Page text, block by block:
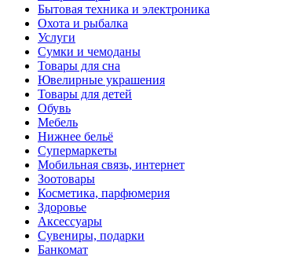
Бытовая техника и электроника
Охота и рыбалка
Услуги
Сумки и чемоданы
Товары для сна
Ювелирные украшения
Товары для детей
Обувь
Мебель
Нижнее бельё
Супермаркеты
Мобильная связь, интернет
Зоотовары
Косметика, парфюмерия
Здоровье
Аксессуары
Сувениры, подарки
Банкомат